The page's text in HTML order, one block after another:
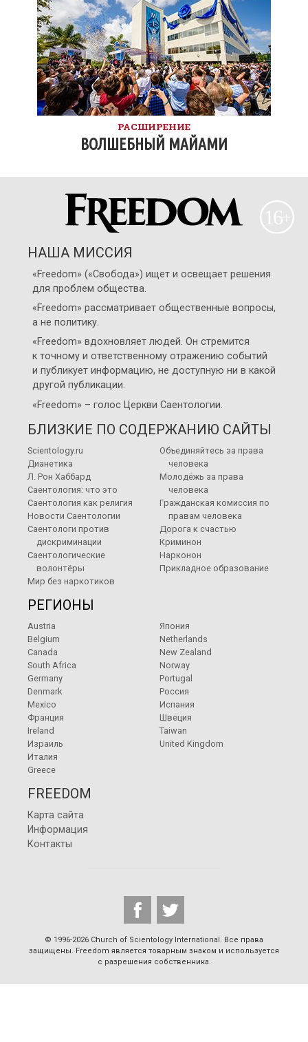
РАСШИРЕНИЕ
ВОЛШЕБНЫЙ МАЙАМИ
НАША МИССИЯ
«Freedom» («Свобода») ищет и освещает решения
для проблем общества.
«Freedom» рассматривает общественные вопросы,
а не политику.
«Freedom» вдохновляет людей. Он стремится
к точному и ответственному отражению событий
и публикует информацию, не доступную ни в какой
другой публикации.
«Freedom» – голос Церкви Саентологии.
БЛИЗКИЕ ПО СОДЕРЖАНИЮ САЙТЫ
Scientology.ru
Дианетика
Л. Рон Хаббард
Саентология: что это
Саентология как религия
Новости Саентологии
Саентологи против
дискриминации
Саентологические
волонтёры
Мир без наркотиков
Объединяйтесь за права
человека
Молодёжь за права
человека
Гражданская комиссия по
правам человека
Дорога к счастью
Криминон
Нарконон
Прикладное образование
РЕГИОНЫ
Austria
Belgium
Canada
South Africa
Germany
Denmark
Mexico
Франция
Ireland
Израиль
Италия
Greece
Япония
Netherlands
New Zealand
Norway
Portugal
Россия
Испания
Швеция
Taiwan
United Kingdom
FREEDOM
Карта сайта
Информация
Контакты
© 1996-2026 Church of Scientology International. Все права
защищены. Freedom является товарным знаком и используется
с разрешения собственника.